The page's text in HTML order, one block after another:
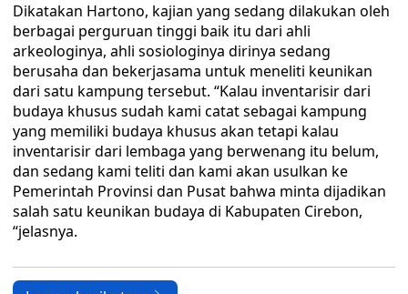
Dikatakan Hartono, kajian yang sedang dilakukan oleh
berbagai perguruan tinggi baik itu dari ahli
arkeologinya, ahli sosiologinya dirinya sedang
berusaha dan bekerjasama untuk meneliti keunikan
dari satu kampung tersebut. “Kalau inventarisir dari
budaya khusus sudah kami catat sebagai kampung
yang memiliki budaya khusus akan tetapi kalau
inventarisir dari lembaga yang berwenang itu belum,
dan sedang kami teliti dan kami akan usulkan ke
Pemerintah Provinsi dan Pusat bahwa minta dijadikan
salah satu keunikan budaya di Kabupaten Cirebon,
“jelasnya.